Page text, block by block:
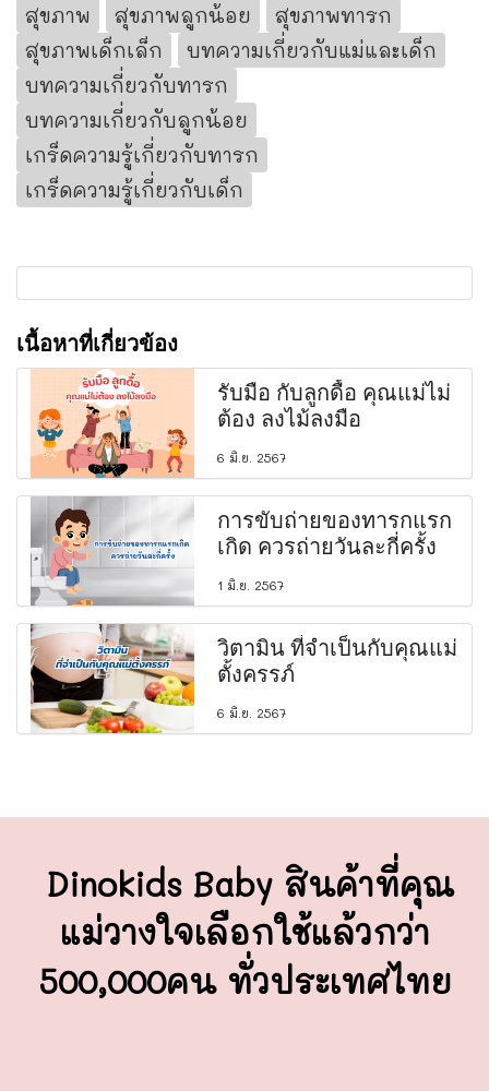
สุขภาพ สุขภาพลูกน้อย
สุขภาพทารก
สุขภาพเด็กเล็ก
บทความเกี่ยวกับแม่และเด็ก
บทความเกี่ยวกับทารก
บทความเกี่ยวกับลูกน้อย
เกร็ดความรู้เกี่ยวกับทารก
เกร็ดความรู้เกี่ยวกับเด็ก
เนื้อหาที่เกี่ยวข้อง
รับมือ กับลูกดื้อ คุณแม่ไม่
ต้อง ลงไม้ลงมือ
6 มิ.ย. 2567
การขับถ่ายของทารกแรก
เกิด ควรถ่ายวันละกี่ครั้ง
1 มิ.ย. 2567
วิตามิน ที่จำเป็นกับคุณแม่
ตั้งครรภ์
6 มิ.ย. 2567
Dinokids Baby สินค้าที่คุณ
แม่วางใจเลือกใช้แล้วกว่า
500,000คน ทั่วประเทศไทย